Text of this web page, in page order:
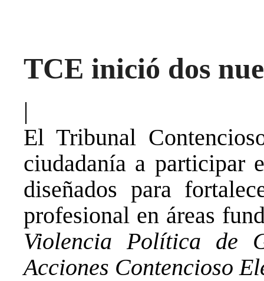
TCE inició dos
|
El Tribunal
ciudadanía a participar
diseñados para
profesional en áreas
Violencia Política de
Acciones Contencioso